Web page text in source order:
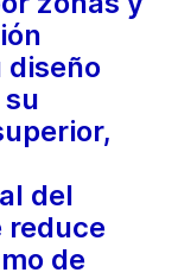
diseño
del
reduce
de